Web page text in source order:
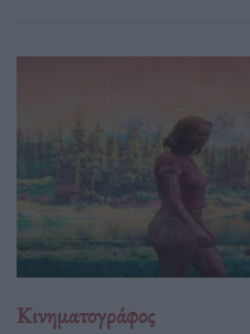
Κινηματογράφος